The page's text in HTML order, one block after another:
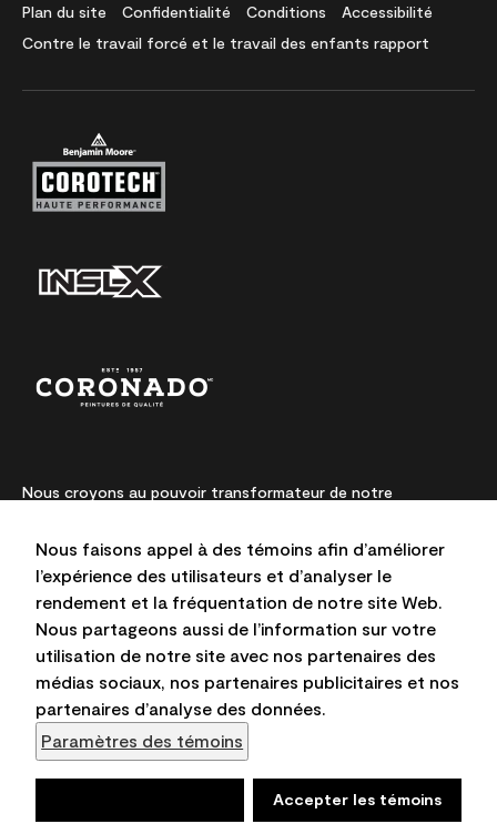
Nous faisons appel à des témoins afin d’améliorer
l’expérience des utilisateurs et d’analyser le
rendement et la fréquentation de notre site Web.
Nous partageons aussi de l’information sur votre
utilisation de notre site avec nos partenaires des
médias sociaux, nos partenaires publicitaires et nos
partenaires d’analyse des données.
Paramètres des témoins
Accepter les témoins
Plan du site Confidentialité Conditions
Accessibilité
Contre le travail forcé et le travail des enfants rapport
Nous croyons au pouvoir transformateur de notre
est notre passion et notre priorité absolue. Nous
repoussons sans cesse les limites de l’innovation et
privilégions la durabilité pour l’obtention de résultats à long
terme et la fiabilité de l’expertise locale.
Les couleurs représentées à l’écran et sur les documents
imprimés peuvent différer des couleurs en contenant.
@Benjamin Moore & Cie Limitée, 2026. 101 Paragon Drive,